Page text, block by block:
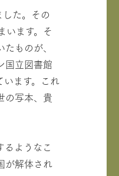
た。その
います。そ
ものが、
国立図書館
ます。これ
の写本、貴
ようなこ
が解体され